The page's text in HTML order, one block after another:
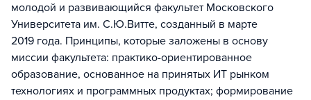
молодой и развивающийся факультет Московского
Университета им. С.Ю.Витте, созданный в марте
2019 года. Принципы, которые заложены в основу
миссии факультета: практико-ориентированное
образование, основанное на принятых ИТ рынком
технологиях и программных продуктах; формирование